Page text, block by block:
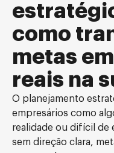
como
metas
reais na
O planejamento
empresários como
realidade ou difícil de
sem direção clara,